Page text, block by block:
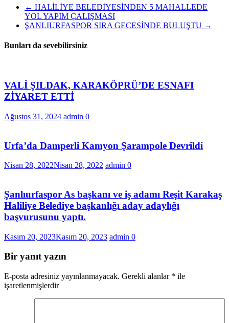
← HALİLİYE BELEDİYESİNDEN 5 MAHALLEDE
YOL YAPIM ÇALIŞMASI
ŞANLIURFASPOR SIRA GECESİNDE BULUŞTU →
Bunları da sevebilirsiniz
VALİ ŞILDAK, KARAKÖPRÜ’DE ESNAFI
ZİYARET ETTİ
Ağustos 31, 2024 admin 0
Urfa’da Damperli Kamyon Şarampole Devrildi
Nisan 28, 2022Nisan 28, 2022 admin 0
Şanlıurfaspor As başkanı ve iş adamı Reşit Karakaş
Haliliye Belediye başkanlığı aday adaylığı
başvurusunu yaptı.
Kasım 20, 2023Kasım 20, 2023 admin 0
Bir yanıt yazın
E-posta adresiniz yayınlanmayacak. Gerekli alanlar * ile
işaretlenmişlerdir